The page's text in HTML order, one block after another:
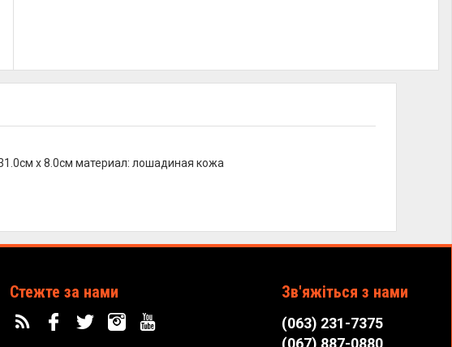
x 8.0см материал: лошадиная кожа
Стежте за нами Зв'яжіться з нами
(063) 231-7375
(067) 887-0880